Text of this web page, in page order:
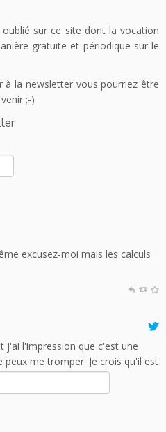
sur ce site dont la vocation
gratuite et périodique sur le
à la newsletter vous pourriez être
;-)
me dérange. 150 auteurs sur
excusez-moi mais les calculs
me tromper. Je crois qu'il est
professionnels dans
plus spécialisés. Est-ce que les
compte?